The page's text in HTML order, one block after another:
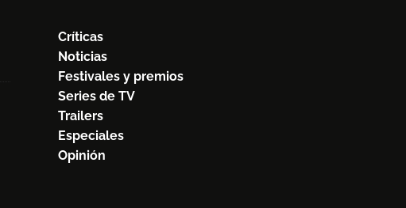
Críticas
Noticias
Festivales y premios
Series de TV
Trailers
Especiales
Opinión